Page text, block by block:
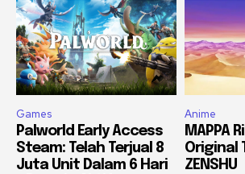
Games
Palworld Early Access
Steam: Telah Terjual 8
Juta Unit Dalam 6 Hari
Anime
MAPPA
Original
ZENSHU